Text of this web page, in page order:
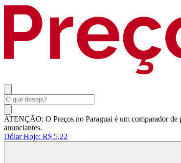
ATENÇÃO: O Preços no Paraguai é um comparador de
anunciantes.
Dólar Hoje: R$ 5,22